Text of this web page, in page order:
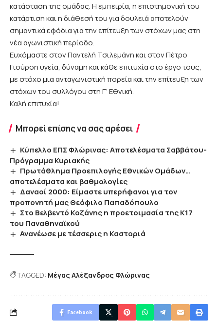
κατάσταση της ομάδας. Η εμπειρία, η επιστημονική του
κατάρτιση και η διάθεσή του για δουλειά αποτελούν
σημαντικά εφόδια για την επίτευξη των στόχων μας στη
νέα αγωνιστική περίοδο.
Ευχόμαστε στον Παντελή Τσιλεμάνη και στον Πέτρο
Γιούρση υγεία, δύναμη και κάθε επιτυχία στο έργο τους,
με στόχο μια ανταγωνιστική πορεία και την επίτευξη των
στόχων του συλλόγου στη Γ’ Εθνική.
Καλή επιτυχία!
Μπορεί επίσης να σας αρέσει
Κύπελλο ΕΠΣ Φλώρινας: Αποτελέσματα Σαββάτου-
Πρόγραμμα Κυριακής
Πρωτάθλημα Προεπιλογής Εθνικών Ομάδων…
αποτελέσματα και βαθμολογίες
Δαναοί 2000: Είμαστε υπερήφανοι για τον
προπονητή μας Θεόφιλο Παπαδόπουλο
Στο Βελβεντό Κοζάνης η προετοιμασία της Κ17
του Παναθηναϊκού
Ανανέωσε με τέσσερις η Καστοριά
TAGGED: Μέγας Αλέξανδρος Φλώρινας
Facebook